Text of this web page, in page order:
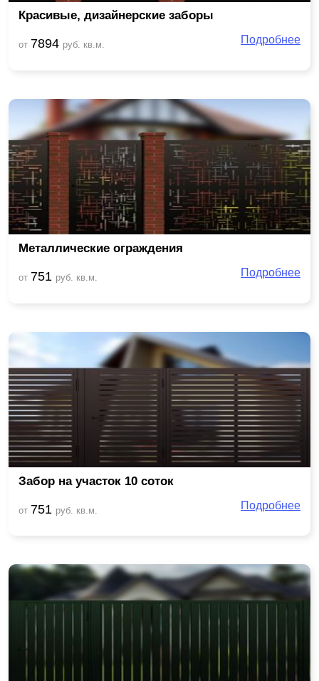
Красивые, дизайнерские заборы
от 7894 руб. кв.м. Подробнее
Металлические ограждения
от 751 руб. кв.м. Подробнее
Забор на участок 10 соток
от 751 руб. кв.м. Подробнее